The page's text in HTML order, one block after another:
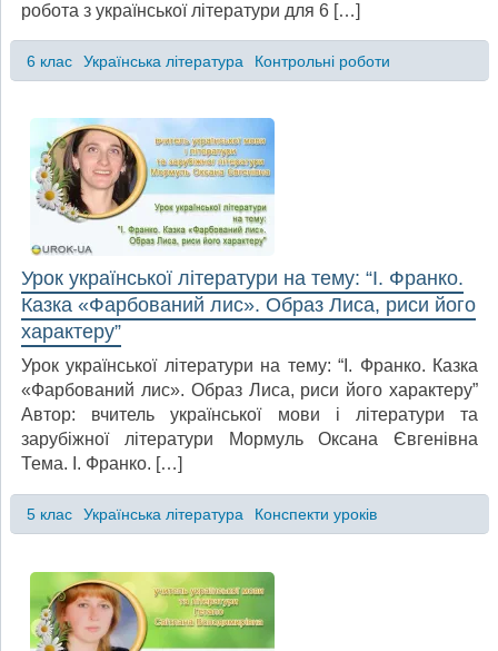
робота з української літератури для 6 […]
6 клас Українська література Контрольні роботи
Урок української літератури на тему: “І. Франко.
Казка «Фарбований лис». Образ Лиса, риси його
характеру”
Урок української літератури на тему: “І. Франко. Казка
«Фарбований лис». Образ Лиса, риси його характеру”
Автор: вчитель української мови і літератури та
зарубіжної літератури Мормуль Оксана Євгенівна
Тема. І. Франко. […]
5 клас Українська література Конспекти уроків